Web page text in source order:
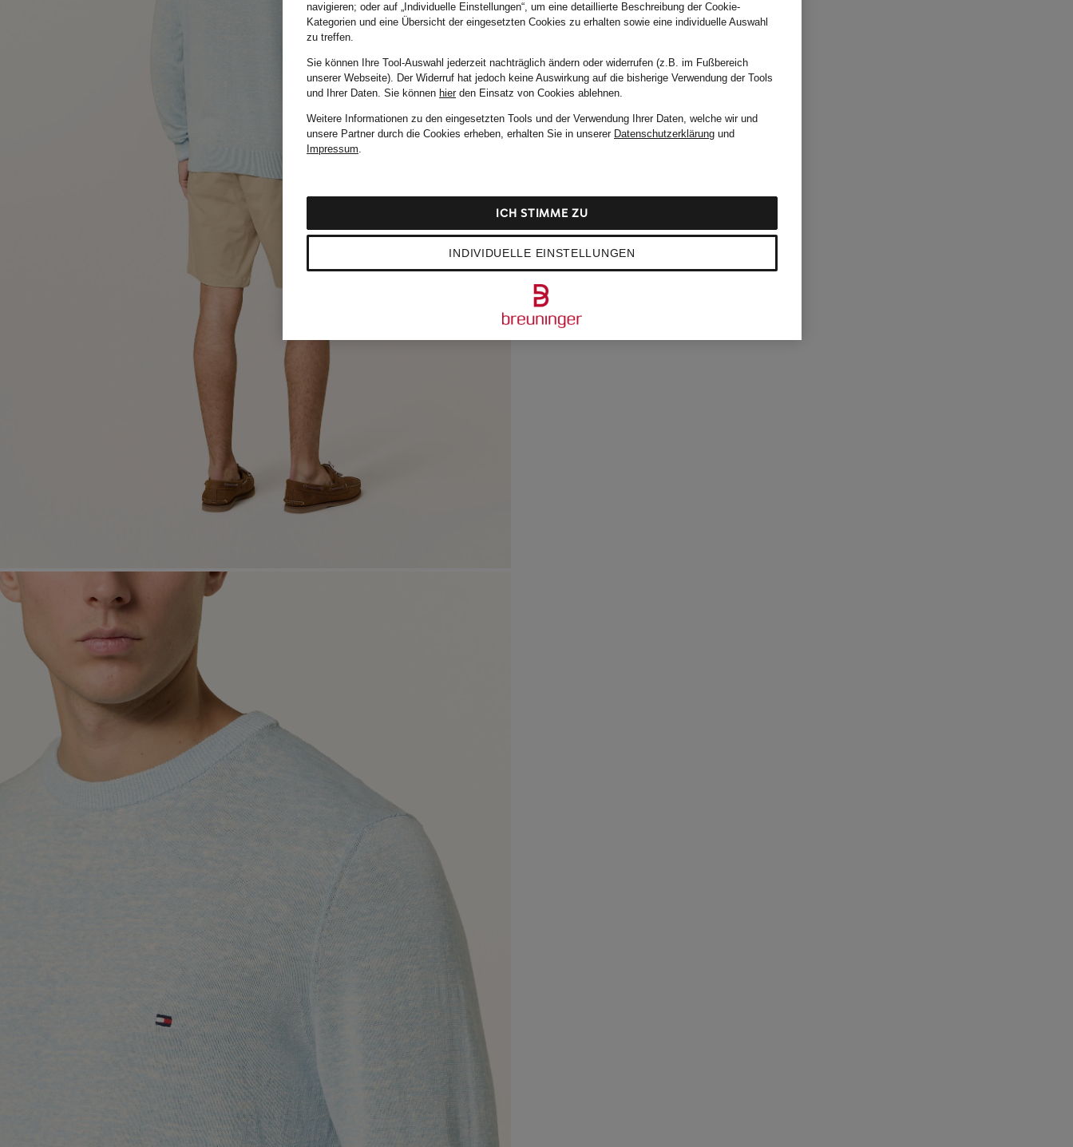
navigieren; oder auf „Individuelle Einstellungen“, um eine detaillierte Beschreibung der Cookie-
Kategorien und eine Übersicht der eingesetzten Cookies zu erhalten sowie eine individuelle Auswahl
zu treffen.
Sie können Ihre Tool-Auswahl jederzeit nachträglich ändern oder widerrufen (z.B. im Fußbereich
unserer Webseite). Der Widerruf hat jedoch keine Auswirkung auf die bisherige Verwendung der Tools
und Ihrer Daten. Sie können hierden Einsatz von Cookies ablehnen.
Weitere Informationen zu den eingesetzten Tools und der Verwendung Ihrer Daten, welche wir und
unsere Partner durch die Cookies erheben, erhalten Sie in unserer Datenschutzerklärung und
Impressum.
INDIVIDUELLE EINSTELLUNGEN
ICH STIMME ZU